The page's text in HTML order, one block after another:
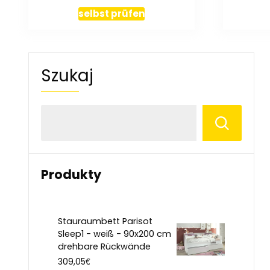
selbst prüfen
Szukaj
Produkty
Stauraumbett Parisot
Sleep1 - weiß - 90x200 cm
drehbare Rückwände
309,05€